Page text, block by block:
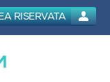
RISERVATA